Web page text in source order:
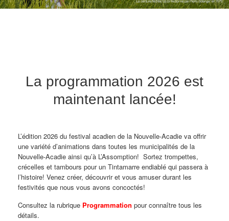
La programmation 2026 est
maintenant lancée!
L’édition 2026 du festival acadien de la Nouvelle-Acadie va offrir
une variété d’animations dans toutes les municipalités de la
Nouvelle-Acadie ainsi qu’à L’Assomption! Sortez trompettes,
crécelles et tambours pour un Tintamarre endiablé qui passera à
l’histoire! Venez créer, découvrir et vous amuser durant les
festivités que nous vous avons concoctés!
Consultez la rubrique Programmation pour connaître tous les
détails.